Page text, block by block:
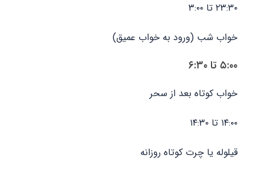
۲۳:۳۰ تا ۳:۰۰
خواب شب (ورود به خواب عمیق)
۵:۰۰ تا ۶:۳۰
خواب کوتاه بعد از سحر
۱۴:۰۰ تا ۱۴:۳۰
قیلوله یا چرت کوتاه روزانه